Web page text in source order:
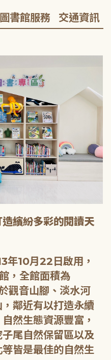
圖書館服務 交通資訊
繽紛多彩的閱讀天
年10月22日啟用，
，全館面積為
觀音山腳、淡水河
鄰近有以打造永續
然生態資源豐富，
尾自然保留區以及
皆是最佳的自然生